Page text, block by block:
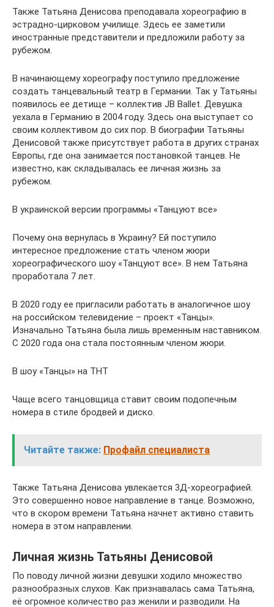
Также Татьяна Денисова преподавала хореографию в
эстрадно-цирковом училище. Здесь ее заметили
иностранные представители и предложили работу за
рубежом.
В начинающему хореографу поступило предложение
создать танцевальный театр в Германии. Так у Татьяны
появилось ее детище – коллектив JB Ballet. Девушка
уехала в Германию в 2004 году. Здесь она выступает со
своим коллективом до сих пор. В биографии Татьяны
Денисовой также присутствует работа в других странах
Европы, где она занимается постановкой танцев. Не
известно, как складывалась ее личная жизнь за
рубежом.
В украинской версии программы «Танцуют все»
Почему она вернулась в Украину? Ей поступило
интересное предложение стать членом жюри
хореографического шоу «Танцуют все». В нем Татьяна
проработала 7 лет.
В 2020 году ее пригласили работать в аналогичное шоу
на российском телевидение – проект «Танцы».
Изначально Татьяна была лишь временным наставником.
С 2020 года она стала постоянным членом жюри.
В шоу «Танцы» на ТНТ
Чаще всего танцовщица ставит своим подопечным
номера в стиле бродвей и диско.
Читайте также: Профайл специалиста
Также Татьяна Денисова увлекается 3Д-хореографией.
Это совершенно новое направление в танце. Возможно,
что в скором времени Татьяна начнет активно ставить
номера в этом направлении.
Личная жизнь Татьяны Денисовой
По поводу личной жизни девушки ходило множество
разнообразных слухов. Как признавалась сама Татьяна,
её огромное количество раз женили и разводили. На